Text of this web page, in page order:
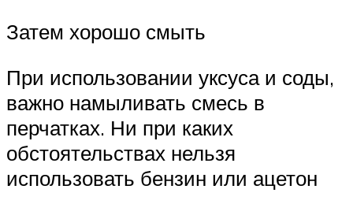
Затем хорошо смыть
При использовании уксуса и соды,
важно намыливать смесь в
перчатках. Ни при каких
обстоятельствах нельзя
использовать бензин или ацетон